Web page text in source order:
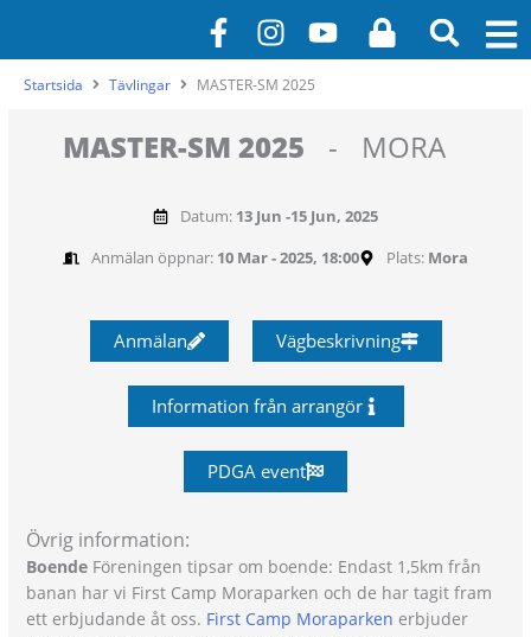
innehåll
F
a
c
b
o
k
-
I
n
s
a
g
a
m
Y
o
u
L
o
Startsida Tävlingar MASTER-SM 2025
MASTER-SM 2025 - MORA
Datum: 13 Jun -15 Jun, 2025
Anmälan öppnar:10 Mar - 2025, 18:00 Plats: Mora
Anmälan Vägbeskrivning
Information från arrangör
PDGA event
Övrig information:
Boende Föreningen tipsar om boende: Endast 1,5km från
banan har vi First Camp Moraparken och de har tagit fram
ett erbjudande åt oss. First Camp Moraparken erbjuder